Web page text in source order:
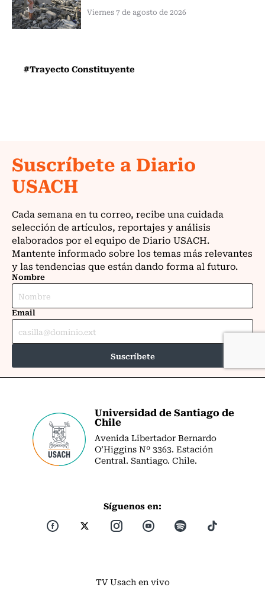
Viernes 7 de agosto de 2026
#Trayecto Constituyente
Universidad de Santiago de
Chile
Avenida Libertador Bernardo
O’Higgins Nº 3363. Estación
Central. Santiago. Chile.
Síguenos en:
TV Usach en vivo